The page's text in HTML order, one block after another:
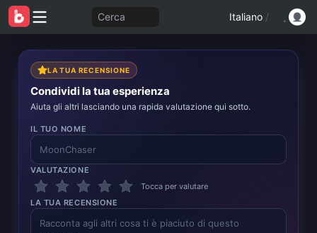
Cerca Italiano /
LA TUA RECENSIONE
Condividi la tua esperienza
Aiuta gli altri lasciando una rapida valutazione qui sotto.
IL TUO NOME
VALUTAZIONE
Tocca per valutare
LA TUA RECENSIONE